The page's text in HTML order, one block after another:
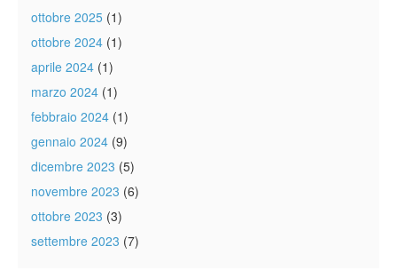
ottobre 2025 (1)
ottobre 2024 (1)
aprile 2024 (1)
marzo 2024 (1)
febbraio 2024 (1)
gennaio 2024 (9)
dicembre 2023 (5)
novembre 2023 (6)
ottobre 2023 (3)
settembre 2023 (7)